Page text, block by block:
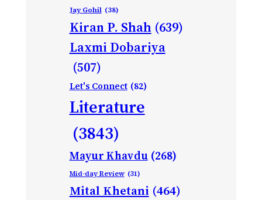
Jay Gohil (38)
Kiran P. Shah (639)
Laxmi Dobariya
(507)
Let's Connect (82)
Literature
(3843)
Mayur Khavdu (268)
Mid-day Review (31)
Mital Khetani (464)